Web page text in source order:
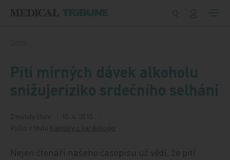
Pití mírných dávek alkoholu
snižujeriziko srdečního selhání
2 minuty čtení
15. 4. 2015
Vyšlo v titulu Kapitoly z kardiologie
Nejen čtenáři našeho časopisu už vědí, že pití